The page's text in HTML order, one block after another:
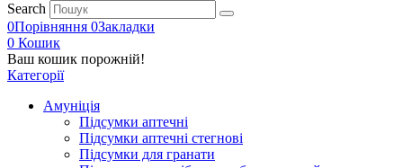
Search
0Порівняння 0Закладки
0 Кошик
Ваш кошик порожній!
Категорії
Амуніція
Підсумки аптечні
Підсумки аптечні стегнові
Підсумки для гранати